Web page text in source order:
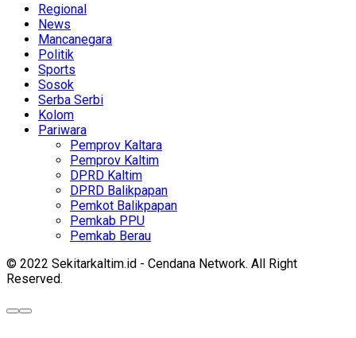
Regional
News
Mancanegara
Politik
Sports
Sosok
Serba Serbi
Kolom
Pariwara
Pemprov Kaltara
Pemprov Kaltim
DPRD Kaltim
DPRD Balikpapan
Pemkot Balikpapan
Pemkab PPU
Pemkab Berau
© 2022 Sekitarkaltim.id - Cendana Network. All Right
Reserved.